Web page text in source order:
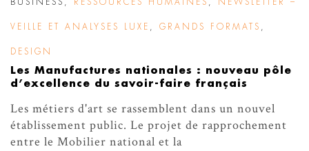
BUSINESS RESSOURCES HUMAINES NEWSLETTER –
VEILLE ET ANALYSES LUXE GRANDS FORMATS
DESIGN
Les Manufactures nationales : nouveau pôle
d’excellence du savoir-faire français
Les métiers d'art se rassemblent dans un nouvel
établissement public. Le projet de rapprochement
entre le Mobilier national et la